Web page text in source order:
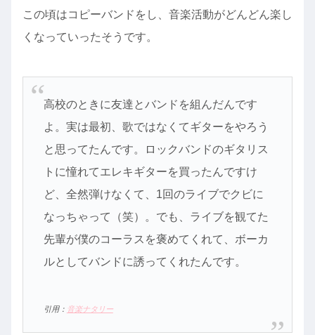
この頃はコピーバンドをし、音楽活動がどんどん楽し
くなっていったそうです。
高校のときに友達とバンドを組んだんです
よ。実は最初、歌ではなくてギターをやろう
と思ってたんです。ロックバンドのギタリス
トに憧れてエレキギターを買ったんですけ
ど、全然弾けなくて、1回のライブでクビに
なっちゃって（笑）。でも、ライブを観てた
先輩が僕のコーラスを褒めてくれて、ボーカ
ルとしてバンドに誘ってくれたんです。
引用： 音楽ナタリー